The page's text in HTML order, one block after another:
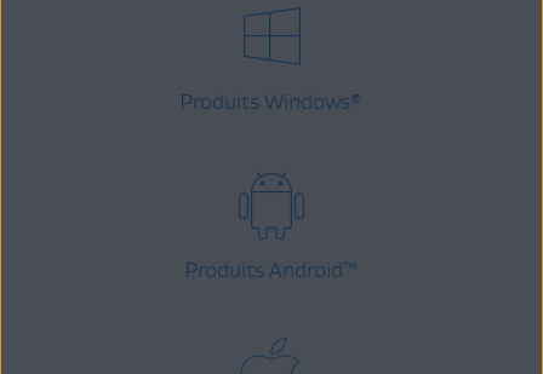
Produits Windows®
Produits Android™